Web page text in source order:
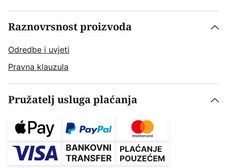
Raznovrsnost proizvoda
Odredbe i uvjeti
Pravna klauzula
Pružatelj usluga plaćanja